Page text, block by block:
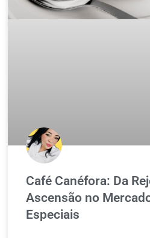
Café Canéfora: Da
Ascensão no
Especiais